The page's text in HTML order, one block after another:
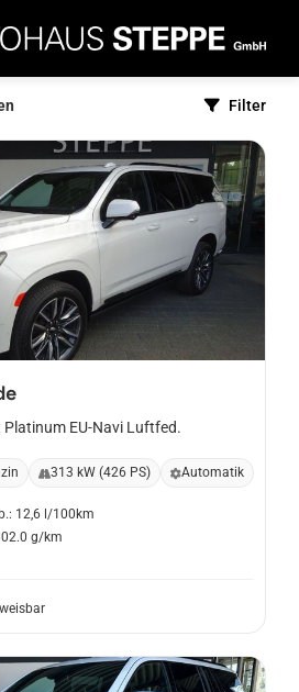
Filter
Platinum EU-Navi Luftfed.
313 kW (426 PS) Automatik
12,6 l/100km
g/km